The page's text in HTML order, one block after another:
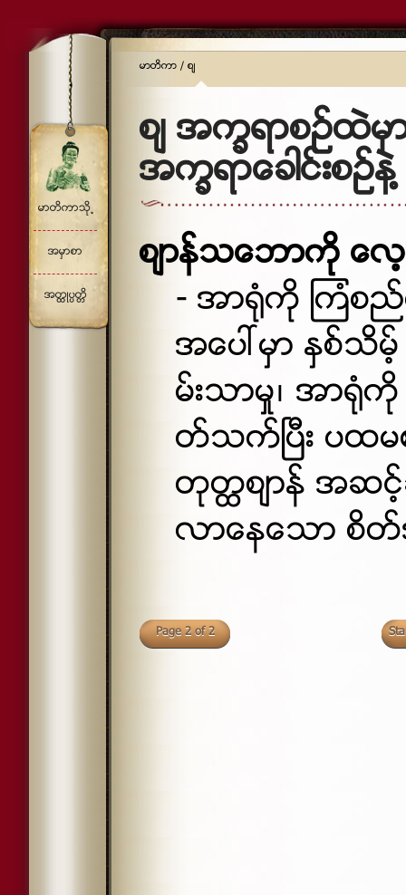
မာတိကာသို႕
အမွာစာ
အတၳဳပၸတၱိ
မာတိကာ / စ်
စ် အကၡရာစဥ္ထဲမွ
အကၡရာေခါင္းစဥ္
စ်ာန္သေဘာကို ေ
- အာ႐ံုကို ၾကံစည္
အေပၚမွာ ႏွစ္သိမ့္
မ္းသာမႈ၊ အာ႐ံုကို
တ္သက္ၿပီး ပထမ
တုတၳစ်ာန္ အဆင့္
လာေနေသာ စိ
Page 2 of 2